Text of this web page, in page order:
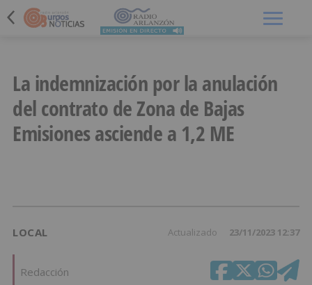
La indemnización por la anulación
del contrato de Zona de Bajas
Emisiones asciende a 1,2 ME
LOCAL Actualizado 23/11/2023 12:37
Redacción